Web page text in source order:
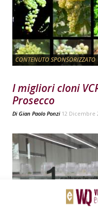
CONTENUTO SPONSORIZZATO
I migliori cloni
Prosecco
Di Gian Paolo Ponzi 12 Dicembre